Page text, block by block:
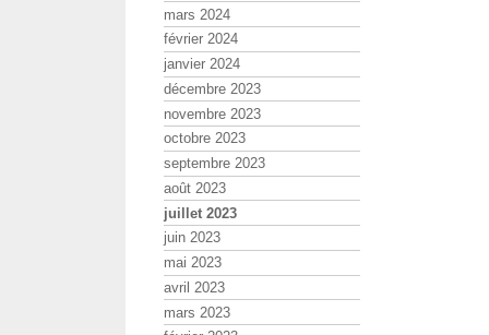
mars 2024
février 2024
janvier 2024
décembre 2023
novembre 2023
octobre 2023
septembre 2023
août 2023
juillet 2023
juin 2023
mai 2023
avril 2023
mars 2023